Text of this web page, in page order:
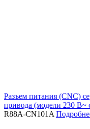
Разъем питания (CNC)
привода (модели 230 В~
R88A-CN101A